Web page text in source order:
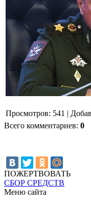
Просмотров: 541 |
Всего комментариев: 0
ПОЖЕРТВОВАТЬ
СБОР СРЕДСТВ
Меню сайта